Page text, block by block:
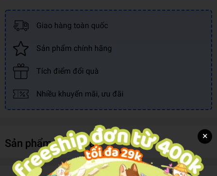
Giao hàng toàn quốc
Sản phẩm chính hãng
Tích điểm đổi quà
Nhiều khuyến mãi, ưu đãi
Sản phẩm cùng loại
×